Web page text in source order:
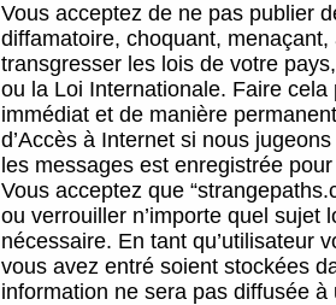
Vous acceptez de ne pas publier
diffamatoire, choquant,
transgresser les lois de votre
ou la Loi Internationale. Faire
immédiat et de manière
d’Accès à Internet si nous
les messages est enregistrée
Vous acceptez que
ou verrouiller n’importe quel sujet
nécessaire. En tant qu’utilisateur
vous avez entré soient stockées
information ne sera pas diffusée